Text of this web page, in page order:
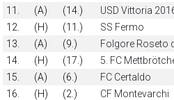
11.
(A) (14.) USD Vittoria
12.
(H) (11.) SS Fermo
13.
(A) (9.) Folgore Roseto
14.
(H) (17.) 5. FC
15.
(A) (6.) FC Certaldo
16.
(H) (2.) CF Montevarchi